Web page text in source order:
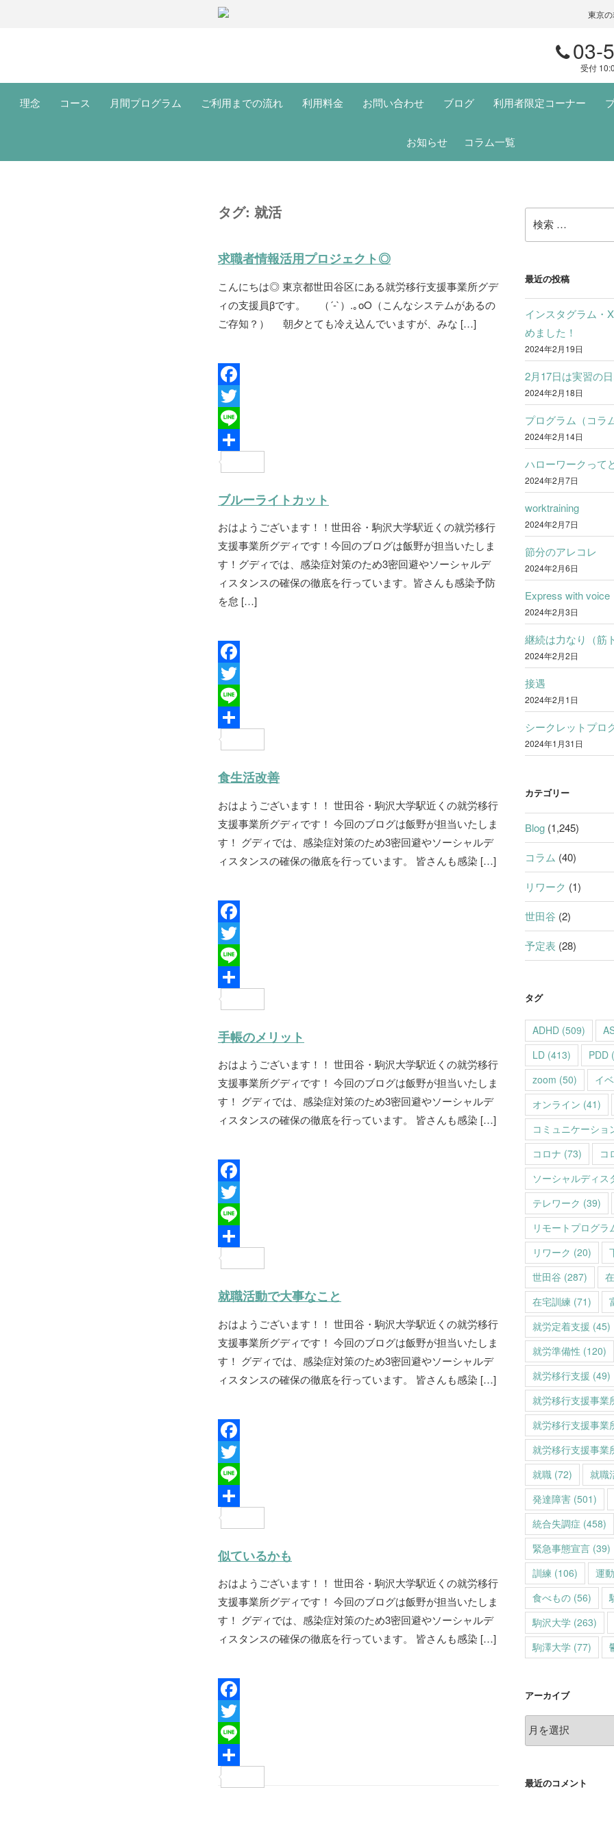
東京
03-
受付
理念 コース 月間プログラム ご利用までの流れ 利用料金 お問い合わせ ブログ 利用者限定コーナー
お知らせ コラム一覧
タグ: 就活
求職者情報活用プロジェクト◎
こんにちは◎ 東京都世田谷区にある就労移行支援事業所グデ
ィの支援員βです。 （´-`）.｡oO（こんなシステムがあるの
ご存知？） 朝夕とても冷え込んでいますが、みな […]
F
a
c
e
o
o
k
T
w
i
t
e
r
L
i
e
ブルーライトカット
おはようございます！！世田谷・駒沢大学駅近くの就労移行
支援事業所グディです！今回のブログは飯野が担当いたしま
す！グディでは、感染症対策のため3密回避やソーシャルデ
ィスタンスの確保の徹底を行っています。皆さんも感染予防
を怠 […]
F
a
c
e
o
o
k
T
w
i
t
e
r
L
i
e
食生活改善
おはようございます！！ 世田谷・駒沢大学駅近くの就労移行
支援事業所グディです！ 今回のブログは飯野が担当いたしま
す！ グディでは、感染症対策のため3密回避やソーシャルデ
ィスタンスの確保の徹底を行っています。 皆さんも感染 […]
F
a
c
e
o
o
k
T
w
i
t
e
r
L
i
e
手帳のメリット
おはようございます！！ 世田谷・駒沢大学駅近くの就労移行
支援事業所グディです！ 今回のブログは飯野が担当いたしま
す！ グディでは、感染症対策のため3密回避やソーシャルデ
ィスタンスの確保の徹底を行っています。 皆さんも感染 […]
F
a
c
e
o
o
k
T
w
i
t
e
r
L
i
e
就職活動で大事なこと
おはようございます！！ 世田谷・駒沢大学駅近くの就労移行
支援事業所グディです！ 今回のブログは飯野が担当いたしま
す！ グディでは、感染症対策のため3密回避やソーシャルデ
ィスタンスの確保の徹底を行っています。 皆さんも感染 […]
F
a
c
e
o
o
k
T
w
i
t
e
r
L
i
e
似ているかも
おはようございます！！ 世田谷・駒沢大学駅近くの就労移行
支援事業所グディです！ 今回のブログは飯野が担当いたしま
す！ グディでは、感染症対策のため3密回避やソーシャルデ
ィスタンスの確保の徹底を行っています。 皆さんも感染 […]
F
a
c
e
T
w
i
L
i
索:
最近の投稿
インスタグラム・
めました！
2024年2月19日
2月17日は実習の
2024年2月18日
プログラム（コラ
2024年2月14日
ハローワークって
2024年2月7日
worktraining
2024年2月7日
節分のアレコレ
2024年2月6日
Express with voice
2024年2月3日
継続は力なり（筋
2024年2月2日
接遇
2024年2月1日
シークレットプロ
2024年1月31日
カテゴリー
Blog (1,245)
コラム (40)
リワーク (1)
世田谷 (2)
予定表 (28)
タグ
ADHD (509)
LD (413) PDD
zoom (50) イ
オンライン (41)
コミュニケーショ
コロナ (73) コ
ソーシャルディス
テレワーク (39)
リモートプログラ
リワーク (20)
世田谷 (287)
在宅訓練 (71)
就労定着支援 (45)
就労準備性 (120)
就労移行支援 (49)
就労移行支援事業
就労移行支援事
就労移行支援事業
就職 (72) 就職
発達障害 (501)
統合失調症 (458)
緊急事態宣言 (39)
訓練 (106) 運動
食べもの (56)
駒沢大学 (263)
駒澤大学 (77)
アーカイブ
ア
ー
イ
最近のコメント